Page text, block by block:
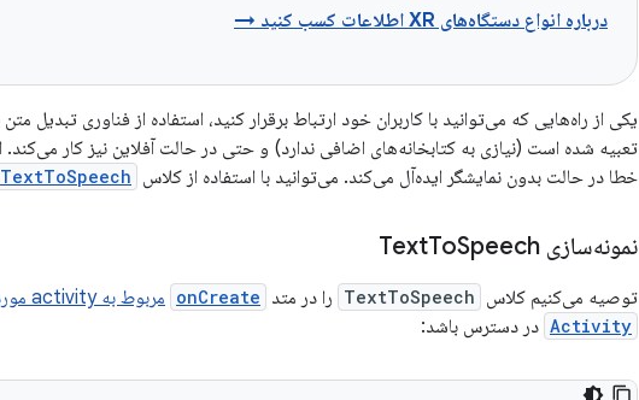
درباره انواع دستگاه‌های XR اطلاعات کسب کنید →
خطا در حالت بدون نمایشگر ایده‌آل می‌کند. می‌توانید با استفاده از کلاس TextToSpeech
نمونه‌سازی Text ToSpeech
توصیه می‌کنیم کلاس TextToSpeech را در متد onCreate مربوط به activity مورد نظر
Activity در دسترس باشد: